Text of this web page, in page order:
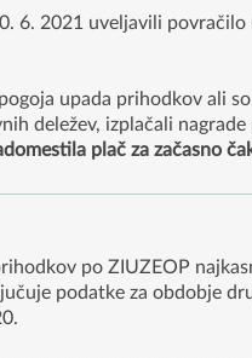
6. 2021 uveljavili
upada prihodkov ali
deležev, izplačali
plač za začasno
po ZIUZEOP
podatke za obdobje